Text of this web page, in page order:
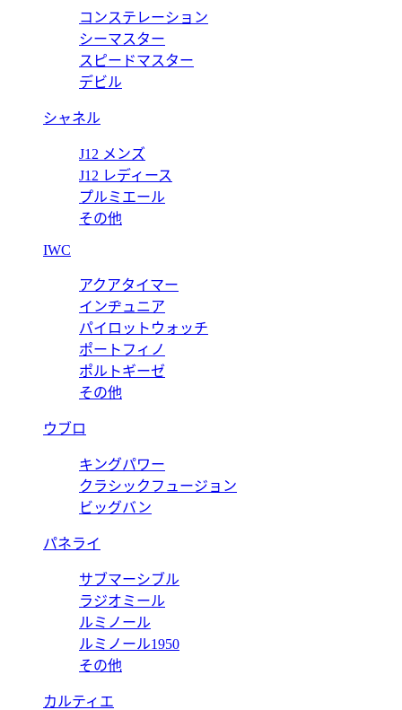
ーコピー 15170BC.OO.A002CR.01 【2017年新作】
コンステレーション
シーマスター
スピードマスター
デビル
シャネル
J12 メンズ
J12 レディース
プルミエール
その他
IWC
アクアタイマー
インヂュニア
パイロットウォッチ
ポートフィノ
ポルトギーゼ
その他
ウブロ
キングパワー
クラシックフュージョン
ビッグバン
パネライ
サブマーシブル
ラジオミール
ルミノール
ルミノール1950
その他
カルティエ